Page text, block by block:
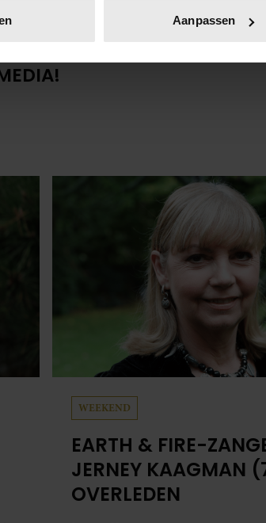
wijzigen of intrekken in de
content en advertenties te personaliseren,
Ook delen we informatie over uw
Deze partners kunnen deze
Aanpassen
WEEKEND
EARTH & FIRE-
JERNEY KAAGMAN
OVERLEDEN